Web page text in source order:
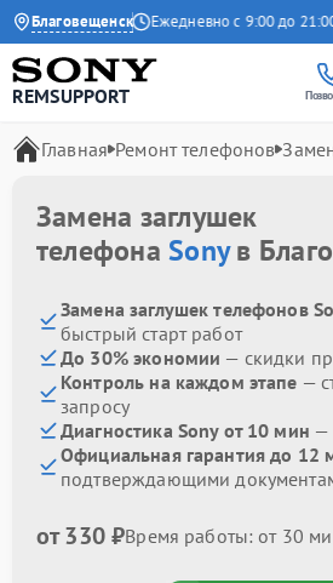
Благовещенск
4.9 на Яндекс Ежедневно с 9:00 до 21:00
REMSUPPORT
Главная Ремонт телефонов
Замена заглушек
телефонаSonyв
Замена заглушек телефонов
быстрый старт работ
До 30% экономии — скидки
Контроль на каждом этапе —
запросу
Диагностика Sony от 10 мин —
Официальная гарантия до 12
подтверждающими
от 330 ₽Время работы: от 30